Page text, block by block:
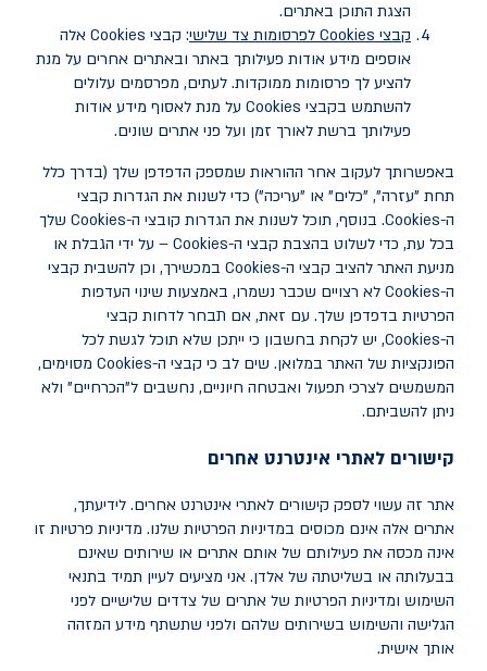
הצגת התוכן באתרים.
קבצי Cookies לפרסומות צד שלישי: קבצי Cookies אלה
אוספים מידע אודות פעילותך באתר ובאתרים אחרים על מנת
להציע לך פרסומות ממוקדות. לעתים, מפרסמים עלולים
להשתמש בקבצי Cookies על מנת לאסוף מידע אודות
פעילותך ברשת לאורך זמן ועל פני אתרים שונים.
באפשרותך לעקוב אחר ההוראות שמספק הדפדפן שלך (בדרך כלל
תחת "עזרה", "כלים" או "עריכה") כדי לשנות את הגדרות קבצי
ה-Cookies. בנוסף, תוכל לשנות את הגדרות קובצי ה-Cookies שלך
בכל עת, כדי לשלוט בהצבת קבצי ה-Cookies – על ידי הגבלת או
מניעת האתר להציב קבצי ה-Cookies במכשירך, וכן להשבית קבצי
ה-Cookies לא רצויים שכבר נשמרו, באמצעות שינוי העדפות
הפרטיות בדפדפן שלך. עם זאת, אם תבחר לדחות קבצי
ה-Cookies, יש לקחת בחשבון כי ייתכן שלא תוכל לגשת לכל
הפונקציות של האתר במלואן. שים לב כי קבצי ה-Cookies מסוימים,
המשמשים לצרכי תפעול ואבטחה חיוניים, נחשבים ל"הכרחיים" ולא
ניתן להשביתם.
קישורים לאתרי אינטרנט אחרים
אתר זה עשוי לספק קישורים לאתרי אינטרנט אחרים. לידיעתך,
אתרים אלה אינם מכוסים במדיניות הפרטיות שלנו. מדיניות פרטיות זו
אינה מכסה את פעילותם של אותם אתרים או שירותים שאינם
בבעלותה או בשליטתה של אלדן. אני מציעים לעיין תמיד בתנאי
השימוש ומדיניות הפרטיות של אתרים של צדדים שלישיים לפני
הגלישה והשימוש בשירותים שלהם ולפני שתשתף מידע המזהה
אותך אישית.